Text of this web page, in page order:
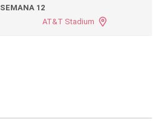
SEMANA 12
AT&T Stadium